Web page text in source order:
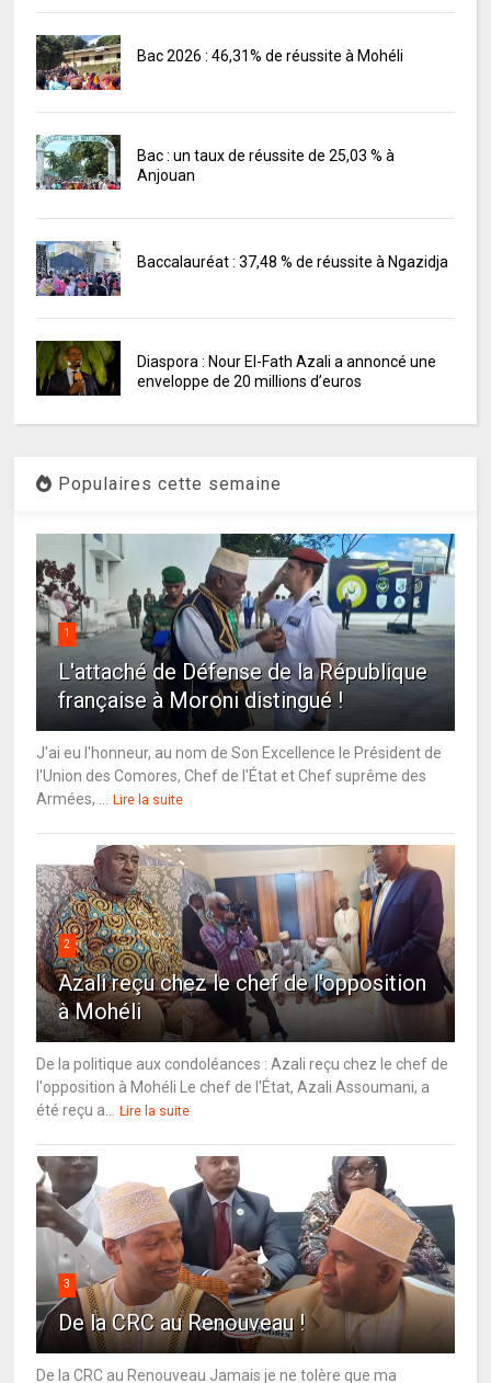
Bac 2026 : 46,31% de réussite à Mohéli
Bac : un taux de réussite de 25,03 % à
Anjouan
Baccalauréat : 37,48 % de réussite à Ngazidja
Diaspora : Nour El-Fath Azali a annoncé une
enveloppe de 20 millions d’euros
Populaires cette semaine
1
L'attaché de Défense de la République
française à Moroni distingué !
J'ai eu l'honneur, au nom de Son Excellence le Président de
l'Union des Comores, Chef de l'État et Chef suprême des
Armées, ...
Lire la suite
2
Azali reçu chez le chef de l'opposition
à Mohéli
De la politique aux condoléances : Azali reçu chez le chef de
l'opposition à Mohéli Le chef de l'État, Azali Assoumani, a
été reçu a...
Lire la suite
3
De la CRC au Renouveau !
De la CRC au Renouveau Jamais je ne tolère que ma